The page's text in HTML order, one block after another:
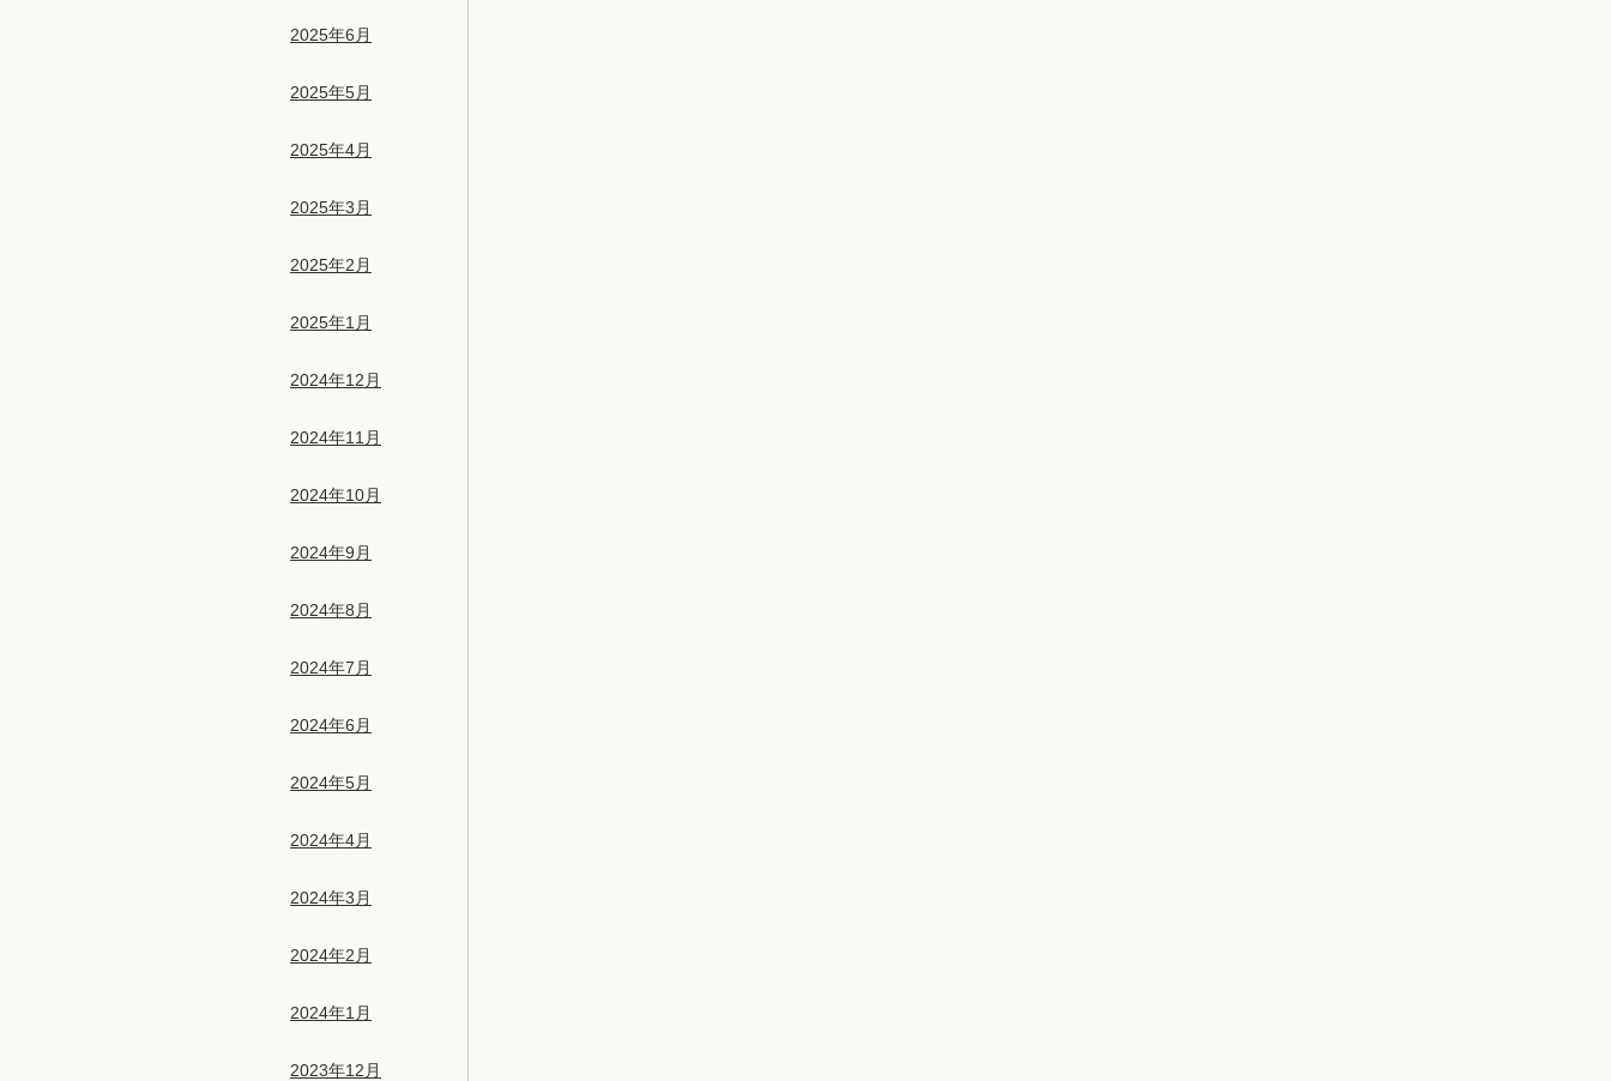
2025年6月
2025年5月
2025年4月
2025年3月
2025年2月
2025年1月
2024年12月
2024年11月
2024年10月
2024年9月
2024年8月
2024年7月
2024年6月
2024年5月
2024年4月
2024年3月
2024年2月
2024年1月
2023年12月